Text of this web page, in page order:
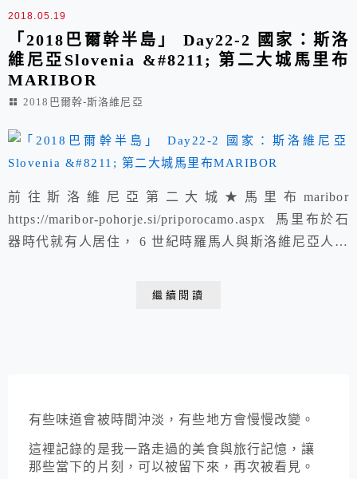
2018.05.19
「2018巴爾幹半島」 Day22-2 國家：斯洛
維尼亞Slovenia &#8211; 第二大城馬里布
MARIBOR
2018巴爾幹-斯洛維尼亞
前往斯洛維尼亞第二大城★馬里布maribor
https://maribor-pohorje.si/priporocamo.aspx 馬里布於石
器時代就有人居住， 6 世紀時羅馬人與斯洛維尼亞人的
繼續閱讀
有些味道會被時間沖淡，有些地方會慢慢改變。
這裡記錄的是我一路走過的美食與旅行記憶，讓
那些當下的片刻，可以被留下來，再次被看見。